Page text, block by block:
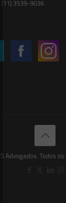
3539-9036
Advogados. Todos